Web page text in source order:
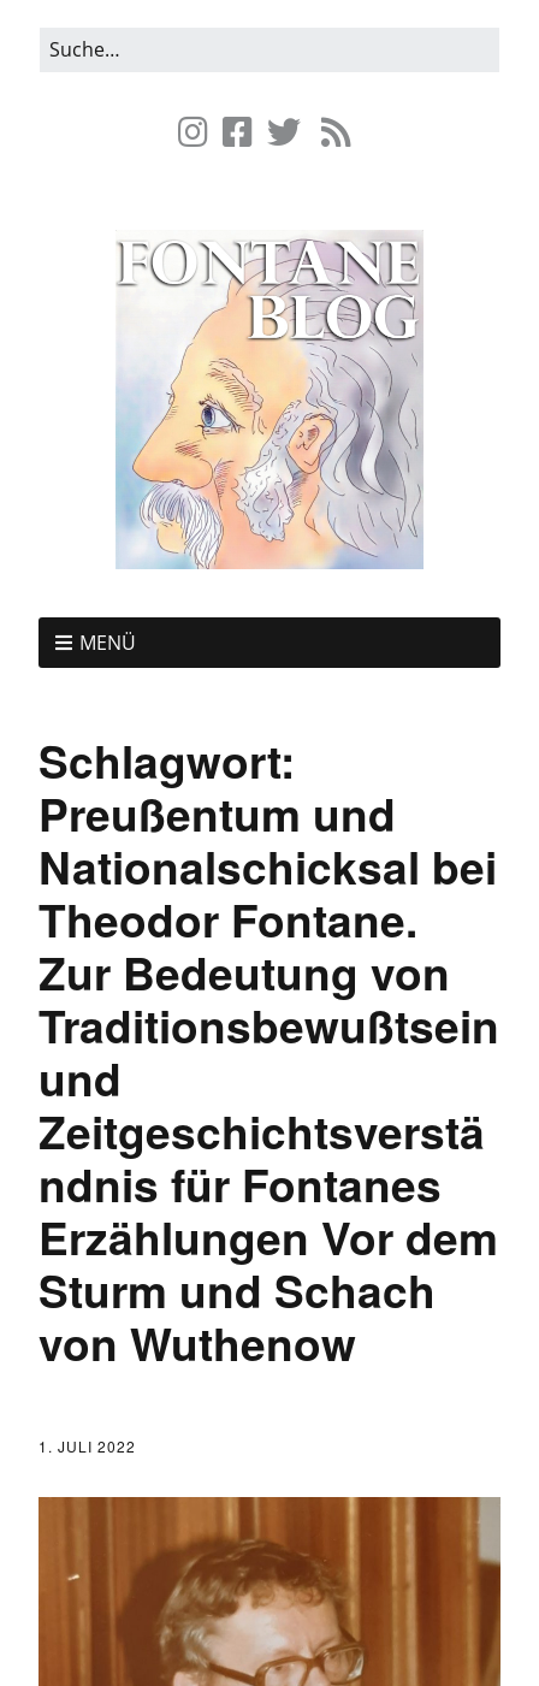
MENÜ
Schlagwort:
Preußentum und
Nationalschicksal bei
Theodor Fontane.
Zur Bedeutung von
Traditionsbewußtsein
und
Zeitgeschichtsverstä
ndnis für Fontanes
Erzählungen Vor dem
Sturm und Schach
von Wuthenow
1. JULI 2022